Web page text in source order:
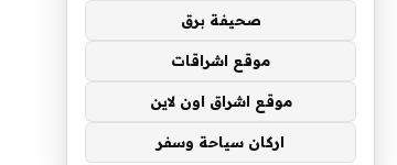
صحيفة برق
موقع اشراقات
موقع اشراق اون لاين
اركان سياحة وسفر